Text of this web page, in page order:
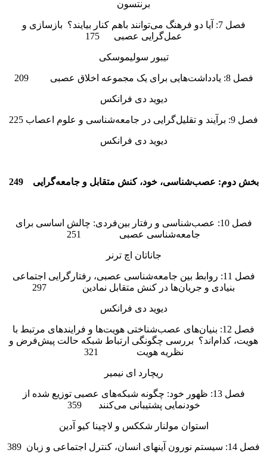
برنتسون
فصل 7: آیا دو فرهنگ می‌توانند باهم کنار بیایند؟ بازسازی و
عمل‌گرایی عصبی 175
تیبور سولیموسکی
فصل 8: یادداشت‌هایی برای یک مجموعه اخلاق عصبی 209
دیوید دی فرانکس
فصل 9: برآیند و تقلیل‌گرایی در جامعه‌شناسی و علوم اعصاب 225
دیوید دی فرانکس
بخش دوم: عصب‌شناسی، خود، کنش متقابل و جامعه‌گرایی 249
فصل 10: عصب‌شناسی و رفتار بین‌فردی: چالش اساسی برای
جامعه‌شناسی عصبی 251
جاناتان اچ ترنر
فصل 11: روابط بین جامعه‌شناسی عصبی، رفتارگرایی اجتماعی
بنیادی و جریان‌ها در کنش متقابل نمادین 297
دیوید دی فرانکس
فصل 12: بنیان‌های عصب‌شناختی هویت‌ها و فرایندهای مرتبط با
هویت، کدام‌اند؟ بررسی چگونگی ارتباط شبکه حالت پیش‌فرض و
نظریه هویت 321
ریچارد ای نیمیر
فصل 13: ظهور خود: چگونه شبکه‌های عصبی توزیع شده از
خودنمایی پشتیبانی می‌کنند 359
استوان مولنار شککس و لاچینا کیو آدین
فصل 14: سیستم نورون آینهای انسان، کنترل اجتماعی و زبان 389